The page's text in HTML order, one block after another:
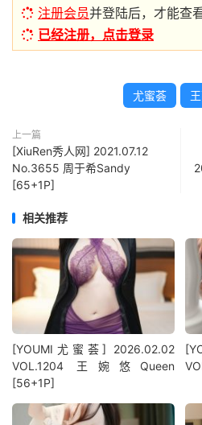
注册会员并登陆后，才能查
已经注册，点击登录
尤蜜荟
上一篇
[XiuRen秀人网] 2021.07.12
No.3655 周于希Sandy
[65+1P]
相关推荐
[YOUMI尤蜜荟] 2026.02.02
VOL.1204 王婉悠Queen
[56+1P]